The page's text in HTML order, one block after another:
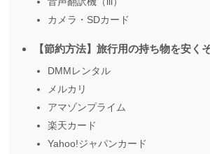
カメラ・SDカード
【節約方法】旅行用の持ち物を安く
DMMレンタル
メルカリ
アマゾンプライム
楽天カード
Yahoo!ジャパンカード